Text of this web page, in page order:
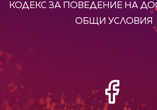
КОДЕКС ЗА ПОВЕДЕНИЕ НА
ОБЩИ УСЛОВИЯ